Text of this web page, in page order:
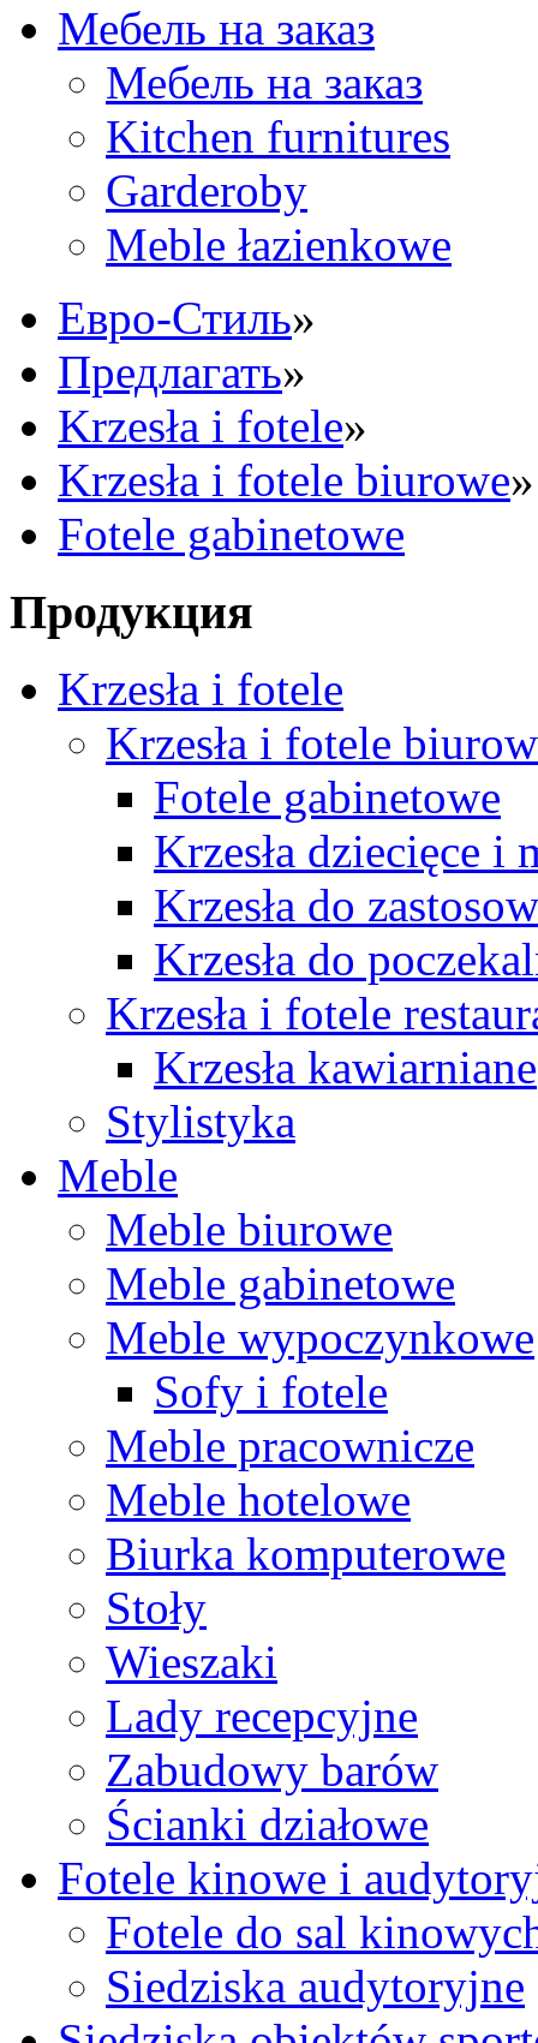
Мебель на заказ
Мебель на заказ
Kitchen furnitures
Garderoby
Meble łazienkowe
Eвро-Стиль»
Предлагать»
Krzesła i fotele»
Krzesła i fotele biurowe»
Fotele gabinetowe
Продукция
Krzesła i fotele
Krzesła i fotele
Fotele gabinetowe
Krzesła dziecięce i
Krzesła do
Krzesła do
Krzesła i fotele
Krzesła kawiarniane
Stylistyka
Meble
Meble biurowe
Meble gabinetowe
Meble wypoczynkowe
Sofy i fotele
Meble pracownicze
Meble hotelowe
Biurka komputerowe
Stoły
Wieszaki
Lady recepcyjne
Zabudowy barów
Ścianki działowe
Fotele kinowe i
Fotele do sal
Siedziska audytoryjne